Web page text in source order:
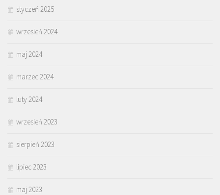
styczeń 2025
wrzesień 2024
maj 2024
marzec 2024
luty 2024
wrzesień 2023
sierpień 2023
lipiec 2023
maj 2023